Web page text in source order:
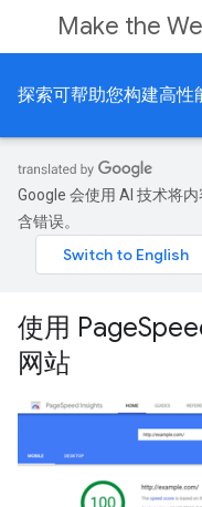
Make the
探索可帮助您构建高性
Google 会使用 AI 技术将
含错误。
使用
网站